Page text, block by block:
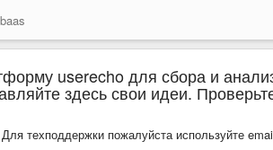
userecho для сбора и
здесь свои идеи.
Для техподдержки пожалуйста используйте